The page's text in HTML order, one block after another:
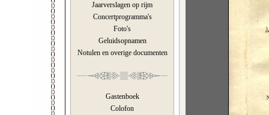
Jaarverslagen op rijm
Concertprogramma's
Foto's
Geluidsopnamen
Notulen en overige documenten
Gastenboek
Colofon